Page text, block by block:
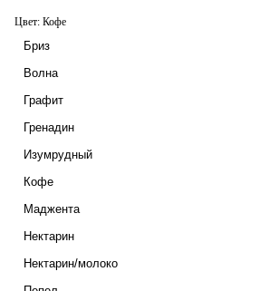
Цвет: Кофе
Бриз
Волна
Графит
Гренадин
Изумрудный
Кофе
Маджента
Нектарин
Нектарин/молоко